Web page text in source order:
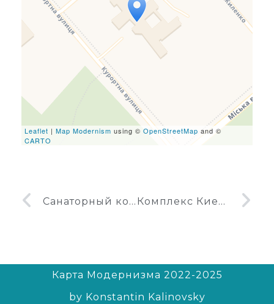
Travelers' Map is loading...
If you see this after your
page is loaded completely,
leafletJS files are missing.
Leaflet | Map Modernism using © OpenStreetMap and ©
CARTO
Санаторный комплекс Пуща-Водица Комплекс Киевской больницы № 1
Карта Модернизма 2022-2025
by Konstantin Kalinovsky